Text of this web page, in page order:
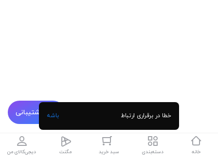
پشتیبانی
خانه دسته‌بندی سبد خرید مگنت دیجی‌کالای من
خطا در برقراری ارتباط باشه